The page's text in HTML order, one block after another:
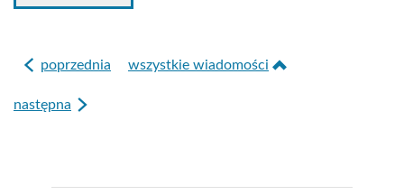
poprzednia wszystkie wiadomości
następna